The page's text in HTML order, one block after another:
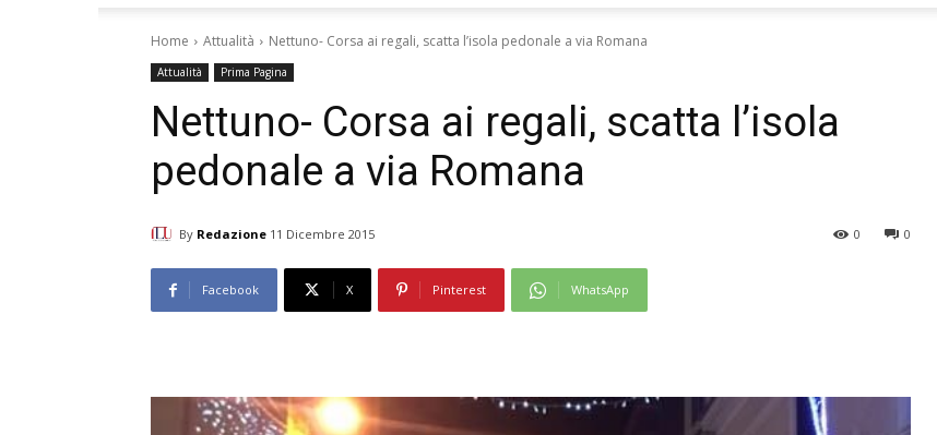
Home Attualità Nettuno- Corsa ai regali, scatta l’isola pedonale a via Romana
Attualità Prima Pagina
Nettuno- Corsa ai regali, scatta l’isola
pedonale a via Romana
By Redazione 11 Dicembre 2015 0
0
Facebook X Pinterest WhatsApp